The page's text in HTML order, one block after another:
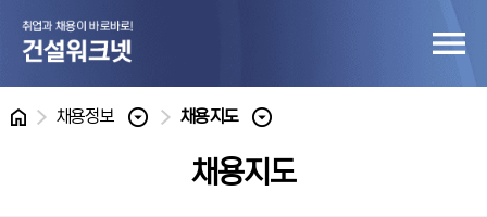
홈 채용정보 채용지도
채용지도